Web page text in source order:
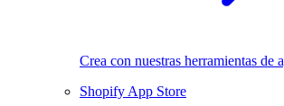
Crea con nuestras herramientas de
Shopify App Store